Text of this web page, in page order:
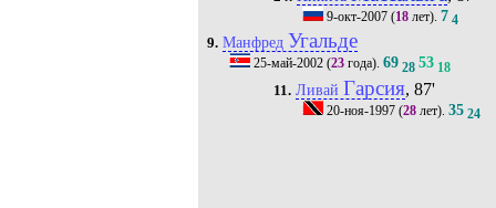
9-окт-2007 (18 лет).7 4
9. Манфред Угальде
25-май-2002(23года). 69 28 53 18
11. Ливай Гарсия, 87'
20-ноя-1997 (28 лет).35 24